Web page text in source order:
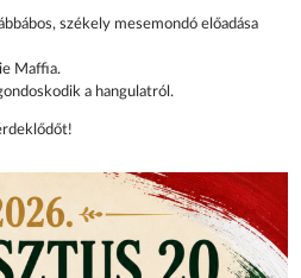
székely mesemondó előadása
Maffia.
a hangulatról.